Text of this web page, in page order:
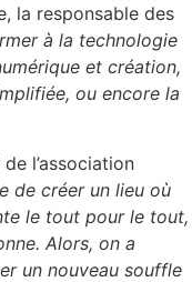
la responsable des
à la technologie
et création,
ou encore la
l’association
de créer un lieu où
le tout pour le tout,
Alors, on a
un nouveau souffle